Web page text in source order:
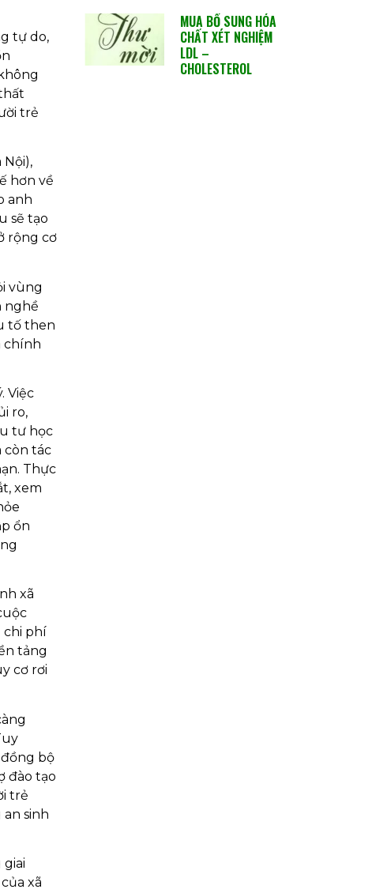
tự do,
trẻ
hơn về
anh
sẽ tạo
rộng cơ
vùng
nghề
tố then
chính
Việc
ro,
tư học
còn tác
Thực
xem
ổn
xã
chi phí
tảng
cơ rơi
bộ
đào tạo
trẻ
sinh
xã
MUA BỔ SUNG HÓA
CHẤT XÉT NGHIỆM
LDL –
CHOLESTEROL